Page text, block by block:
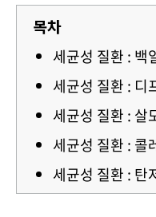
목차
세균성 질환 : 백
세균성 질환 : 디
세균성 질환 : 살
세균성 질환 : 콜
세균성 질환 : 탄